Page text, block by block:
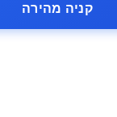
קניה מהירה